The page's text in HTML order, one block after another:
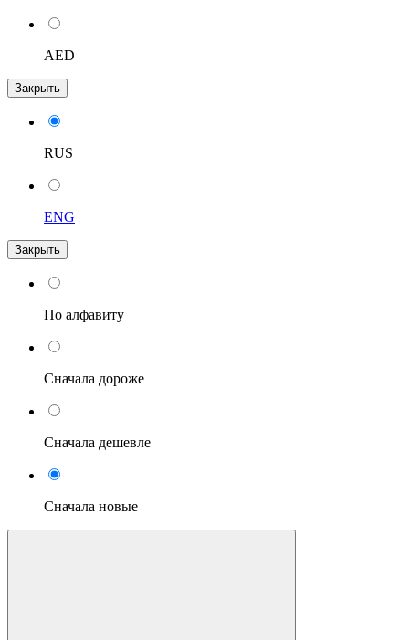
AED
Закрыть
RUS
ENG
Закрыть
По алфавиту
Сначала дороже
Сначала дешевле
Сначала новые